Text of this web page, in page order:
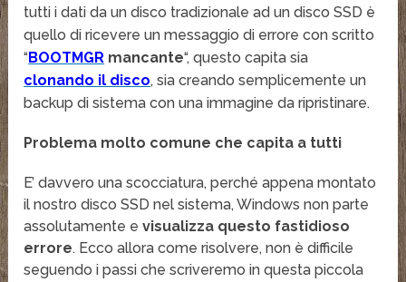
tutti i dati da un disco tradizionale ad un disco SSD è
quello di ricevere un messaggio di errore con scritto
“BOOTMGR mancante“, questo capita sia
clonando il disco, sia creando semplicemente un
backup di sistema con una immagine da ripristinare.
Problema molto comune che capita a tutti
E’ davvero una scocciatura, perché appena montato
il nostro disco SSD nel sistema, Windows non parte
assolutamente evisualizza questo fastidioso
errore. Ecco allora come risolvere, non è difficile
seguendo i passi che scriveremo in questa piccola